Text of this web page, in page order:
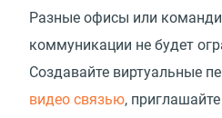
Разные офисы или
коммуникации не будет
Создавайте виртуальные
видео связью,